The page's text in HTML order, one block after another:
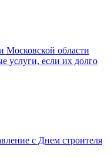
Московской области
услуги, если их долго
с Днем строителя